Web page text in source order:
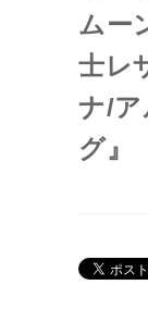
ムー
士レ
ナ/ア
グ』